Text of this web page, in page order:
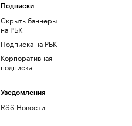
Подписки
Скрыть баннеры
на РБК
Подписка на РБК
Корпоративная
подписка
Уведомления
RSS Новости